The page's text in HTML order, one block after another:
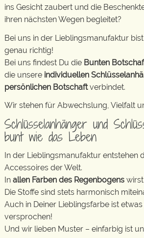
ins Gesicht zaubert und die
ihren nächsten Wegen begleitet?
Bei uns in der Lieblingsmanufaktur
genau richtig!
Bei uns findest Du die Bunten
die unsere individuellen
persönlichen Botschaftverbindet.
Wir stehen für Abwechslung, Vielfalt
Schlüsselanhänger und
bunt wie das Leben
In der Lieblingsmanufaktur entstehen
Accessoires der Welt.
In allen Farben des Regenbogens
Die Stoffe sind stets harmonisch
Auch in Deiner Lieblingsfarbe ist
versprochen!
Und wir lieben Muster – einfarbig ist